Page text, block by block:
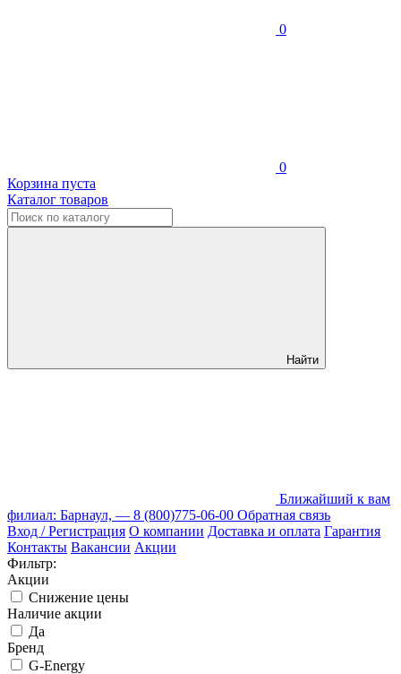
0
0
Корзина пуста
Каталог товаров
Найти
Ближайший к вам
филиал: Барнаул, — 8 (800)775-06-00 Обратная связь
Вход / Регистрация О компании Доставка и оплата Гарантия
Контакты Вакансии Акции
Фильтр:
Акции
Снижение цены
Наличие акции
Да
Бренд
G-Energy